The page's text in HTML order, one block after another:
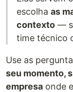
escolha as
contexto —
time técnico
Use as
seu momento,
empresa onde